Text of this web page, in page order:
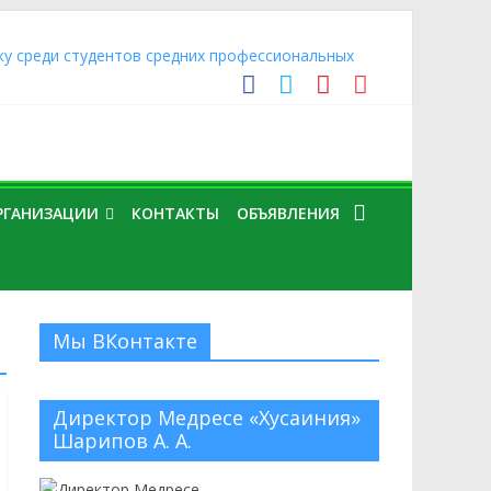
среди студентов средних профессиональных
района, преподаватели и студенты
пути и проблемы развития»
«Медресе «Хусаиния» Амир (Эдуард)
«Камалийские чтения», которая прошла в Уфе
КОНТАКТЫ ОБЪЯВЛЕНИЯ
Мы ВКонтакте
Директор Медресе «Хусаиния»
Шарипов А. А.